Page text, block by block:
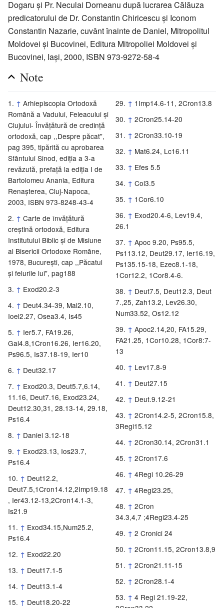
Dogaru şi Pr. Neculai Dorneanu după lucrarea Călăuza
predicatorului de Dr. Constantin Chiricescu şi Iconom
Constantin Nazarie, cuvânt înainte de Daniel, Mitropolitul
Moldovei şi Bucovinei, Editura Mitropoliei Moldovei şi
Bucovinei, Iaşi, 2000, ISBN 973-9272-58-4
Note
↑ Arhiepiscopia Ortodoxă
Română a Vadului, Feleacului şi
Clujului- Învăţătură de credinţă
ortodoxă, cap ,,Despre păcat",
pag 395, tipărită cu aprobarea
Sfântului Sinod, ediţia a 3-a
revăzută, prefaţă la ediţia I de
Bartolomeu Anania, Editura
Renaşterea, Cluj-Napoca,
2003, ISBN 973-8248-43-4
↑ Carte de învăţătură
creştină ortodoxă, Editura
Institutului Biblic şi de Misiune
al Bisericii Ortodoxe Române,
1978, Bucureşti, cap ,,Păcatul
şi felurile lui", pag188
↑ Exod20.2-3
↑ Deut4.34-39, Mal2.10,
Ioel2.27, Osea3.4, Is45
↑ Ier5.7, FA19.26,
Gal4.8,1Cron16.26, Ier16.20,
Ps96.5, Is37.18-19, Ier10
↑ Deut32.17
↑ Exod20.3, Deut5.7,6.14,
11.16, Deut7.16, Exod23.24,
Deut12.30,31, 28.13-14, 29.18,
Ps16.4
↑ Daniel 3.12-18
↑ Exod23.13, Ios23.7,
Ps16.4
↑ Deut12.2,
Deut7.5,1Cron14.12,2Imp19.18
, Ier43.12-13,2Cron14.1-3,
Is21.9
↑ Exod34.15,Num25.2,
Ps16.4
↑ Exod22.20
↑ Deut17.1-5
↑ Deut13.1-4
↑ Deut18.20-22
↑ 1Imp14.6-11, 2Cron13.8
↑ 2Cron25.14-20
↑ 2Cron33.10-19
↑ Mat6.24, Lc16.11
↑ Efes 5.5
↑ Col3.5
↑ 1Cor6.10
↑ Exod20.4-6, Lev19.4,
26.1
↑ Apoc 9.20, Ps95.5,
Ps113.12, Deut29.17, Ier16.19,
Ps135.15-18, Ezec8.1-18,
1Cor12.2, 1Cor8.4-6.
↑ Deut7.5, Deut12.3, Deut
7.,25, Zah13.2, Lev26.30,
Num33.52, Os12.12
↑ Apoc2.14,20, FA15.29,
FA21.25, 1Cor10.28, 1Cor8:7-
13
↑ Lev17.8-9
↑ Deut27.15
↑ Deut.9.12-21
↑ 2Cron14.2-5, 2Cron15.8,
3Regi15.12
↑ 2Cron30.14, 2Cron31.1
↑ 2Cron17.6
↑ 4Regi 10.26-29
↑ 4Regi23.25,
↑ 2Cron
34.3,4,7 ;4Regi23.4-25
↑ 2 Cronici 24
↑ 2Cron11.15, 2Cron13.8,9
↑ 2Cron21.11-15
↑ 2Cron28.1-4
↑ 4 Regi 21.19-22,